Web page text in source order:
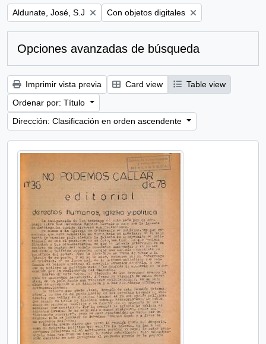
Remove filter:
Aldunate, José, S.J Remove filter:
Con objetos digitales
Opciones avanzadas de búsqueda
Imprimir vista previa Card view
Table view
Ordenar por: Título
Dirección: Clasificación en orden ascendente